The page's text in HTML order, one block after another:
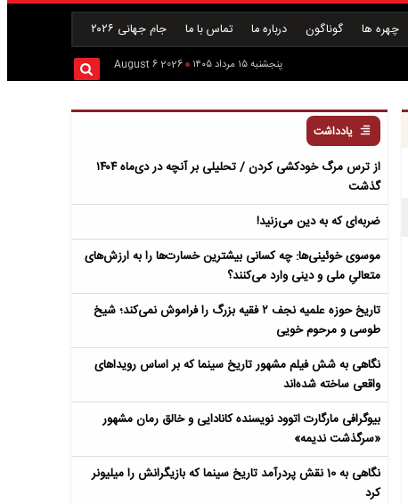
چهره ها گوناگون درباره ما تماس با ما جام جهانی ۲۰۲۶
پنجشنبه ۱۵ مرداد ۱۴۰۵ 2026 August 6
یادداشت
از ترس مرگ خودکشی کردن / تحلیلی بر آنچه در دی‌ماه ۱۴۰۴
گذشت
ضربه‌ای که به دین می‌زنید!
موسوی خوئینی‌ها: چه کسانی بیشترین خسارت‌ها را به ارزش‌های
متعالیِ ملی و دینی وارد می‌کنند؟
تاریخ حوزه علمیه نجف ۲ فقیه بزرگ را فراموش نمی‌کند؛ شیخ
طوسی و مرحوم خویی
نگاهی به شش فیلم مشهور تاریخ سینما که بر اساس رویداهای
واقعی ساخته شده‌اند
بیوگرافی مارگارت اتوود نویسنده کانادایی و خالق رمان مشهور
«سرگذشت ندیمه»
نگاهی به 10 نقش پردرآمد تاریخ سینما که بازیگرانش را میلیونر
کرد